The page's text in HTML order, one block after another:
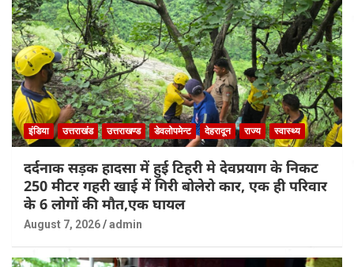
इंडिया उत्तराखंड उत्तराखण्ड डेवलोपमेन्ट देहरादून राज्य स्वास्थ्य
दर्दनाक सड़क हादसा में हुई टिहरी मे देवप्रयाग के निकट
250 मीटर गहरी खाई में गिरी बोलेरो कार, एक ही परिवार
के 6 लोगों की मौत,एक घायल
August 7, 2026 admin